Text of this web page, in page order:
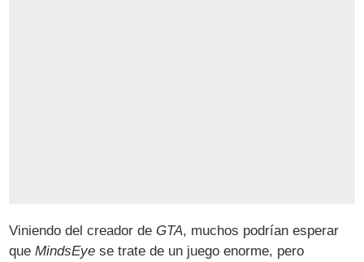
Viniendo del creador deGTA, muchos podrían esperar
queMindsEye se trate de un juego enorme, pero